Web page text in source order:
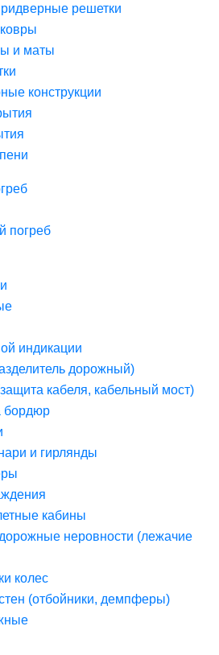
решетки
и маты
конструкции
погреб
индикации
дорожный)
кабеля, кабельный мост)
бордюр
и гирлянды
кабины
неровности (лежачие
колес
(отбойники, демпферы)